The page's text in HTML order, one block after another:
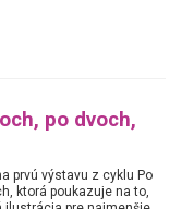
po dvoch,
prvú výstavu z cyklu Po
ktorá poukazuje na to,